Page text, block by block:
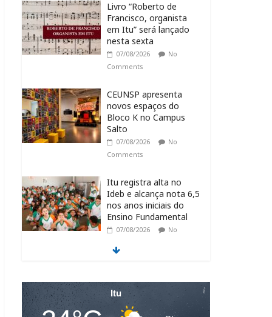
Livro “Roberto de
Francisco, organista
em Itu” será lançado
nesta sexta
07/08/2026
No
Comments
CEUNSP apresenta
novos espaços do
Bloco K no Campus
Salto
07/08/2026
No
Comments
Itu registra alta no
Ideb e alcança nota 6,5
nos anos iniciais do
Ensino Fundamental
07/08/2026
No
Franciscanas realizam
ação solidária em
benefício do Lar Santo
Itu